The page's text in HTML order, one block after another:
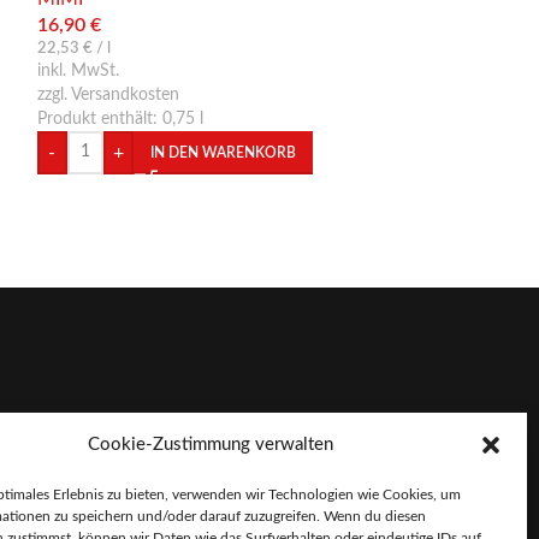
Cookie-Zustimmung verwalten
Erlebnis zu bieten, verwenden wir Technologien wie Cookies, um
zu speichern und/oder darauf zuzugreifen. Wenn du diesen
16,90 €
22,53 € /
inkl. MwSt.
zzgl. Versandkosten
Produkt enthält: 0,75
- + IN DEN WARENKORB